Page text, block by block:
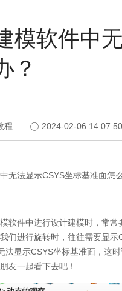
模软件中
？
程 2024-02-06 14:07:50
无法显示CSYS坐标基准面怎
软件中进行设计建模时，常
们进行旋转时，往往需要显
法显示CSYS坐标基准面，这
友一起看下去吧！